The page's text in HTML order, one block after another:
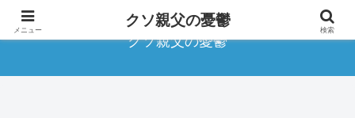
クソ親父の憂鬱
メニュー クソ親父の憂鬱 検索